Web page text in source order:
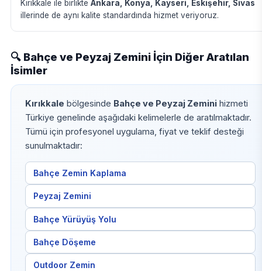
Kırıkkale ile birlikte Ankara, Konya, Kayseri, Eskişehir, Sivas
illerinde de aynı kalite standardında hizmet veriyoruz.
🔍 Bahçe ve Peyzaj Zemini İçin Diğer Aratılan
İsimler
Kırıkkale bölgesinde Bahçe ve Peyzaj Zeminihizmeti
Türkiye genelinde aşağıdaki kelimelerle de aratılmaktadır.
Tümü için profesyonel uygulama, fiyat ve teklif desteği
sunulmaktadır:
Bahçe Zemin Kaplama
Peyzaj Zemini
Bahçe Yürüyüş Yolu
Bahçe Döşeme
Outdoor Zemin